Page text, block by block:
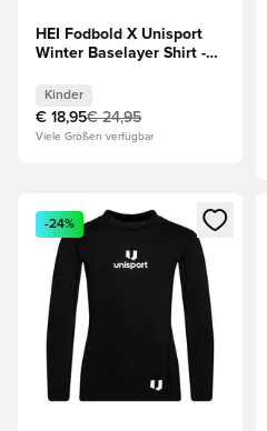
HEI Fodbold X Unisport
Winter Baselayer Shirt -
Kinder
€ 18,95€ 24,95
Viele Größen verfügbar
Öffnet ein Fenster zum
-24%